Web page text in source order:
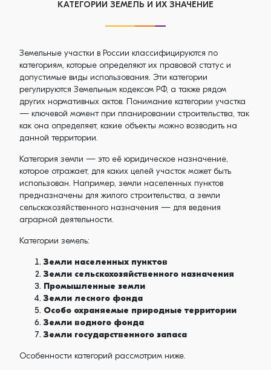
КАТЕГОРИИ ЗЕМЕЛЬ И ИХ ЗНАЧЕНИЕ
Земельные участки в России классифицируются по
категориям, которые определяют их правовой статус и
допустимые виды использования. Эти категории
регулируются Земельным кодексом РФ, а также рядом
других нормативных актов. Понимание категории участка
— ключевой момент при планировании строительства, так
как она определяет, какие объекты можно возводить на
данной территории.
Категория земли — это её юридическое назначение,
которое отражает, для каких целей участок может быть
использован. Например, земли населенных пунктов
предназначены для жилого строительства, а земли
сельскохозяйственного назначения — для ведения
аграрной деятельности.
Категории земель:
Земли населенных пунктов
Земли сельскохозяйственного назначения
Промышленные земли
Земли лесного фонда
Особо охраняемые природные территории
Земли водного фонда
Земли государственного запаса
Особенности категорий рассмотрим ниже.